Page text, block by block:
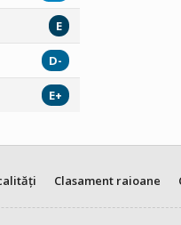
E
D-
E+
Clasament raioane